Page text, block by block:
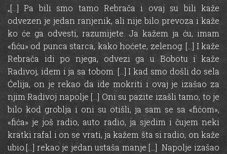
„[…] Pa bili smo tamo Rebrača i ovaj su bili kaže
odvezen je jedan ranjenik, ali nije bilo prevoza i kaže
ko će ga odvesti, razumijete. Ja kažem ja ću, imam
«fiću» od punca starca, kako hoćete, zelenog. […] I kaže
Rebrača idi po njega, odvezi ga u Bobotu i kaže
Radivoj, idem i ja sa tobom. […] I kad smo došli do sela
Ćelija, on je rekao da ide mokriti i ovaj je izašao za
njim Radivoj napolje […] Oni su pazite izašli tamo, to je
bilo kod groblja i oni su otišli, ja sam se sa «fićom»,
«fića» je još radio, auto radio, ja sjedim i čujem neki
kratki rafal i on se vrati, ja kažem šta si radio, on kaže
ubio.[…] rekao je jedan ustaša manje […] Napolje izašao